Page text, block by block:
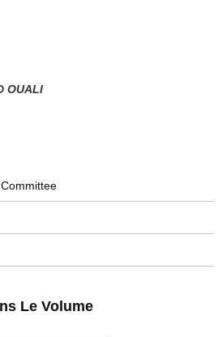
Le Volume
OUALI